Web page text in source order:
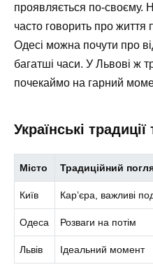
проявляється по-своєму.
часто говорить про життя
Одесі можна почути про
багатші часи. У Львові ж
почекаймо на гарний
Українські
Місто Традиційний
Київ Кар’єра, важливі
Одеса Розваги на потім
Львів Ідеальний момент